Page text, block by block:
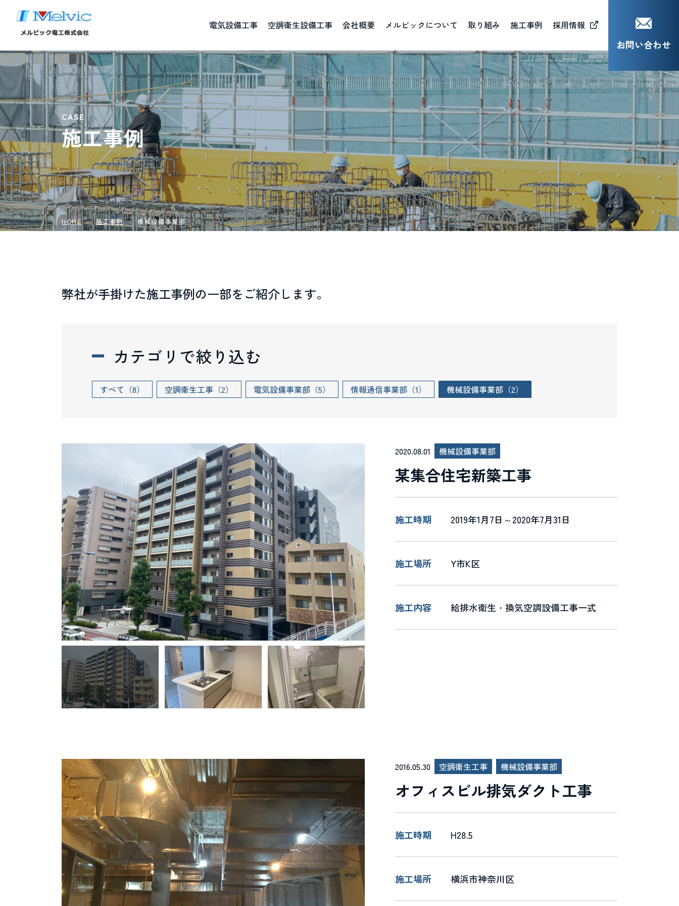
電気設備工事 空調衛生設備工事 会社概要
メルビックについて
取り組み
施工事例 採用情報
お問い合わせ
CASE
施工事例
HOME 施工事例 機械設備事業部
弊社が手掛けた施工事例の一部をご紹介します。
カテゴリで絞り込む
すべて（8） 空調衛生工事（2） 電気設備事業部（5） 情報通信事業部（1） 機械設備事業部（2）
2020.08.01 機械設備事業部
某集合住宅新築工事
施工時期 2019年1月7日～2020年7月31日
施工場所 Y市K区
施工内容 給排水衛生・換気空調設備工事一式
2016.05.30 空調衛生工事 機械設備事業部
オフィスビル排気ダクト工事
施工時期 H28.5
施工場所 横浜市神奈川区